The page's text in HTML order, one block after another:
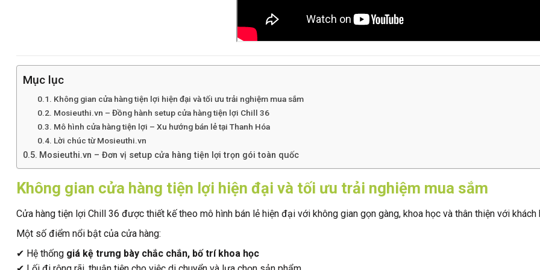
Mục lục
Không gian cửa hàng tiện lợi hiện đại và tối ưu trải nghiệm mua sắm
Mosieuthi.vn – Đồng hành setup cửa hàng tiện lợi Chill 36
Mô hình cửa hàng tiện lợi – Xu hướng bán lẻ tại Thanh Hóa
Lời chúc từ Mosieuthi.vn
Mosieuthi.vn – Đơn vị setup cửa hàng tiện lợi trọn gói toàn quốc
Không gian cửa hàng tiện lợi hiện đại và tối ưu trải nghiệm mua sắm
Cửa hàng tiện lợi Chill 36 được thiết kế theo mô hình bán lẻ hiện đại với không gian gọn gàng, khoa học và thân thiện với khách
Một số điểm nổi bật của cửa hàng:
✔ Hệ thống giá kệ trưng bày chắc chắn, bố trí khoa học